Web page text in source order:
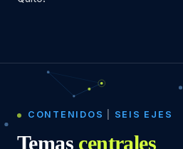
CONTENIDOS SEIS EJES
Temas centrales